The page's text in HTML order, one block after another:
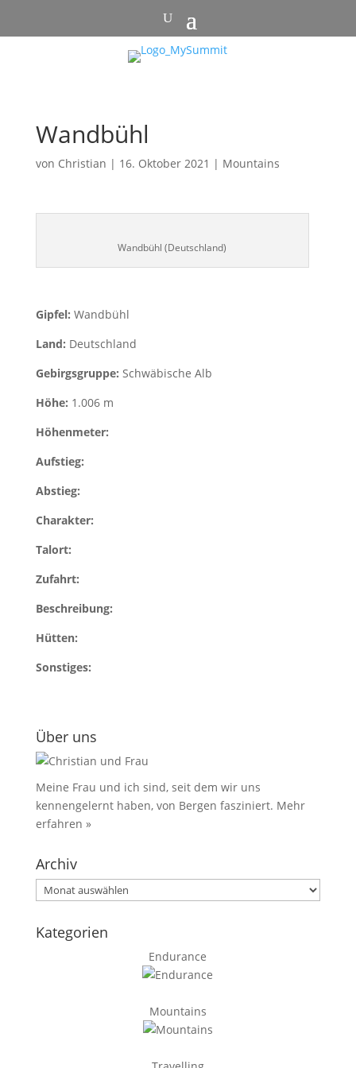
Wandbühl
von Christian | 16. Oktober 2021 | Mountains
Wandbühl (Deutschland)
Gipfel: Wandbühl
Land: Deutschland
Gebirgsgruppe: Schwäbische Alb
Höhe: 1.006 m
Höhenmeter:
Aufstieg:
Abstieg:
Charakter:
Talort:
Zufahrt:
Beschreibung:
Hütten:
Sonstiges:
Über uns
Meine Frau und ich sind, seit dem wir uns
kennengelernt haben, von Bergen fasziniert. Mehr
erfahren »
Archiv
Archiv
Kategorien
Endurance
Mountains